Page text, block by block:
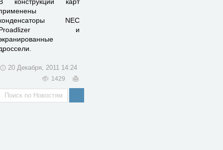
NEC
и
20 Декабря, 2011 14:24
1429